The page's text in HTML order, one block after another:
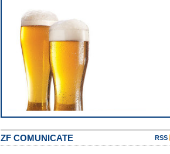
ZF COMUNICATE RSS